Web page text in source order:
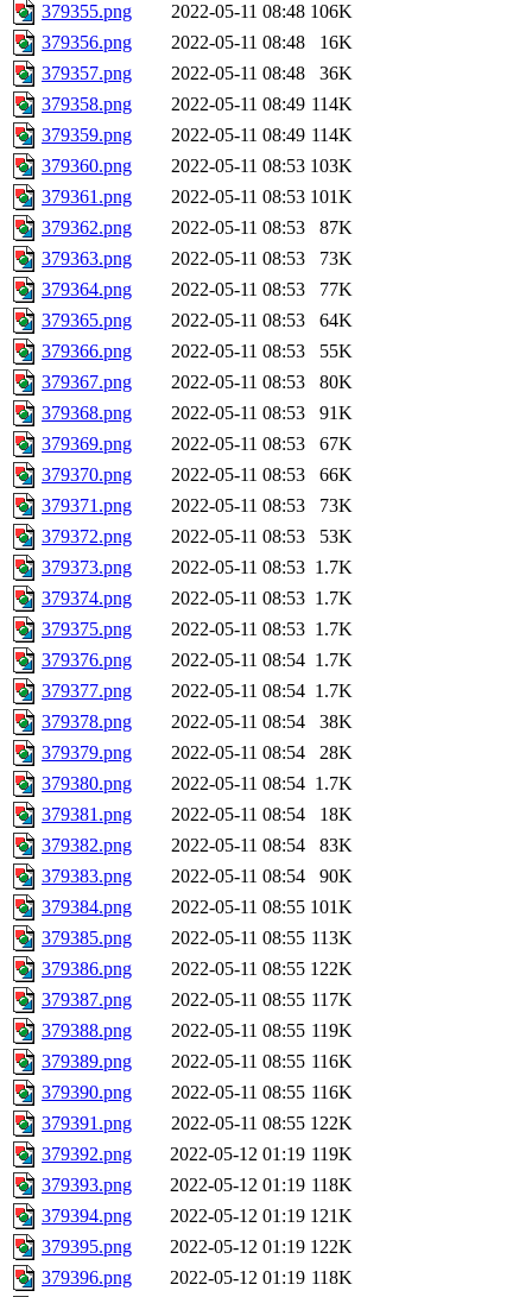
379355.png 2022-05-11 08:48 106K
379356.png
2022-05-11 08:48
16K
379357.png
2022-05-11 08:48
36K
379358.png
2022-05-11 08:49 114K
379359.png
2022-05-11 08:49 114K
379360.png
2022-05-11 08:53 103K
379361.png
2022-05-11 08:53 101K
379362.png
2022-05-11 08:53
87K
379363.png
2022-05-11 08:53
73K
379364.png
2022-05-11 08:53
77K
379365.png
2022-05-11 08:53
64K
379366.png
2022-05-11 08:53
55K
379367.png
2022-05-11 08:53
80K
379368.png
2022-05-11 08:53
91K
379369.png
2022-05-11 08:53
67K
379370.png
2022-05-11 08:53
66K
379371.png
2022-05-11 08:53
73K
379372.png
2022-05-11 08:53
53K
379373.png
2022-05-11 08:53 1.7K
379374.png
2022-05-11 08:53 1.7K
379375.png
2022-05-11 08:53 1.7K
379376.png
2022-05-11 08:54 1.7K
379377.png
2022-05-11 08:54 1.7K
379378.png
2022-05-11 08:54
38K
379379.png
2022-05-11 08:54
28K
379380.png
2022-05-11 08:54 1.7K
379381.png
2022-05-11 08:54
18K
379382.png
2022-05-11 08:54
83K
379383.png
2022-05-11 08:54
90K
379384.png
2022-05-11 08:55 101K
379385.png
2022-05-11 08:55 113K
379386.png
2022-05-11 08:55 122K
379387.png
2022-05-11 08:55 117K
379388.png
2022-05-11 08:55 119K
379389.png
2022-05-11 08:55 116K
379390.png
2022-05-11 08:55 116K
379391.png
2022-05-11 08:55 122K
379392.png
2022-05-12 01:19 119K
379393.png
2022-05-12 01:19 118K
379394.png
2022-05-12 01:19 121K
379395.png
2022-05-12 01:19 122K
379396.png
2022-05-12 01:19 118K